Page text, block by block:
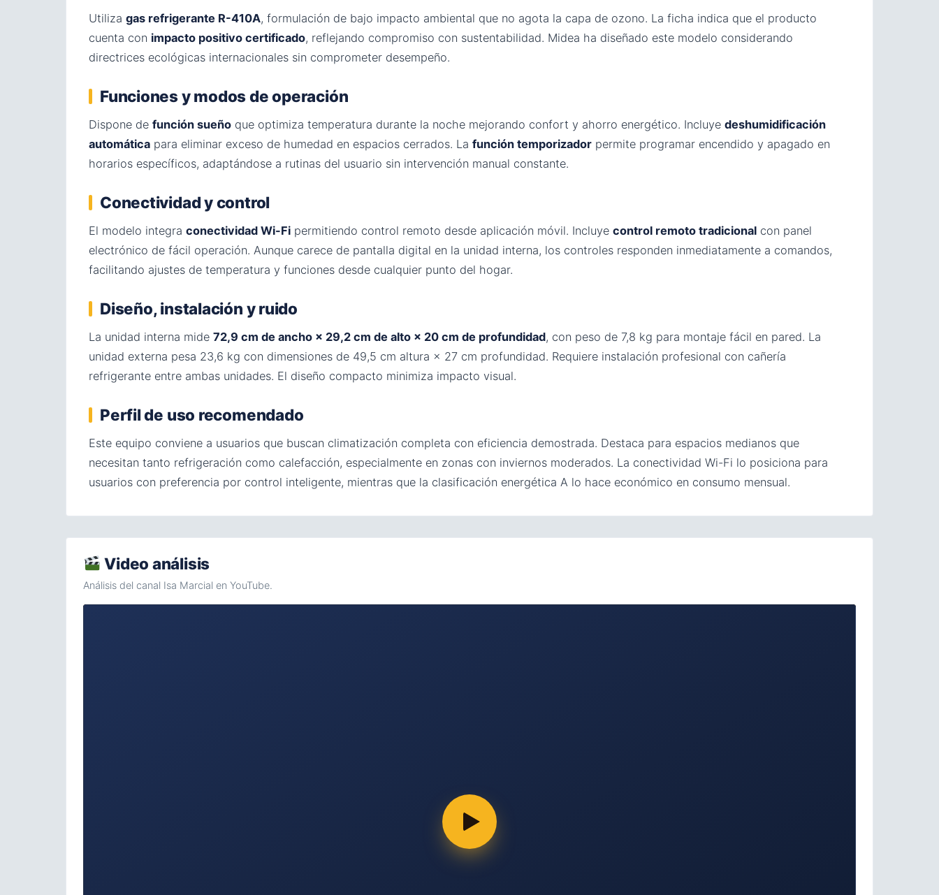
Utiliza gas refrigerante R-410A, formulación de bajo impacto ambiental que no agota la capa de ozono. La ficha indica que el producto
cuenta con impacto positivo certificado, reflejando compromiso con sustentabilidad. Midea ha diseñado este modelo considerando
directrices ecológicas internacionales sin comprometer desempeño.
Funciones y modos de operación
Dispone de función sueño que optimiza temperatura durante la noche mejorando confort y ahorro energético. Incluye deshumidificación
automática para eliminar exceso de humedad en espacios cerrados. La función temporizador permite programar encendido y apagado en
horarios específicos, adaptándose a rutinas del usuario sin intervención manual constante.
Conectividad y control
El modelo integra conectividad Wi-Fi permitiendo control remoto desde aplicación móvil. Incluye control remoto tradicional con panel
electrónico de fácil operación. Aunque carece de pantalla digital en la unidad interna, los controles responden inmediatamente a comandos,
facilitando ajustes de temperatura y funciones desde cualquier punto del hogar.
Diseño, instalación y ruido
La unidad interna mide 72,9 cm de ancho × 29,2 cm de alto × 20 cm de profundidad, con peso de 7,8 kg para montaje fácil en pared. La
unidad externa pesa 23,6 kg con dimensiones de 49,5 cm altura × 27 cm profundidad. Requiere instalación profesional con cañería
refrigerante entre ambas unidades. El diseño compacto minimiza impacto visual.
Perfil de uso recomendado
Este equipo conviene a usuarios que buscan climatización completa con eficiencia demostrada. Destaca para espacios medianos que
necesitan tanto refrigeración como calefacción, especialmente en zonas con inviernos moderados. La conectividad Wi-Fi lo posiciona para
usuarios con preferencia por control inteligente, mientras que la clasificación energética A lo hace económico en consumo mensual.
Video análisis
Análisis del canal Isa Marcial en YouTube.